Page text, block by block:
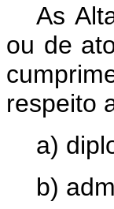
As
ou de
respeito
a)
b)